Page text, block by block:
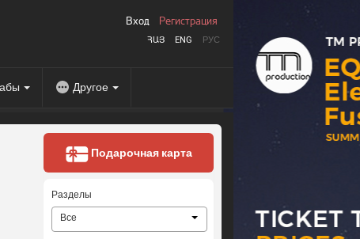
ՀԱՅ ENG РУС
Вход Регистрация
Другое
Подарочная карта
Разделы
Все